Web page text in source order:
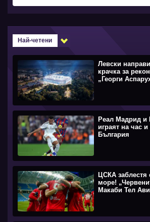
Най-четени
Левски
крачка за
„Георги
Реал Мадрид и
играят на час
България
ЦСКА заблестя
море!
Макаби Тел